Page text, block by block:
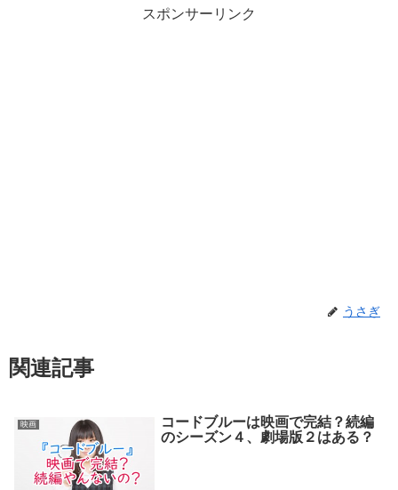
スポンサーリンク
うさぎ
関連記事
映画
コードブルーは映画で完結？続編
のシーズン４、劇場版２はある？